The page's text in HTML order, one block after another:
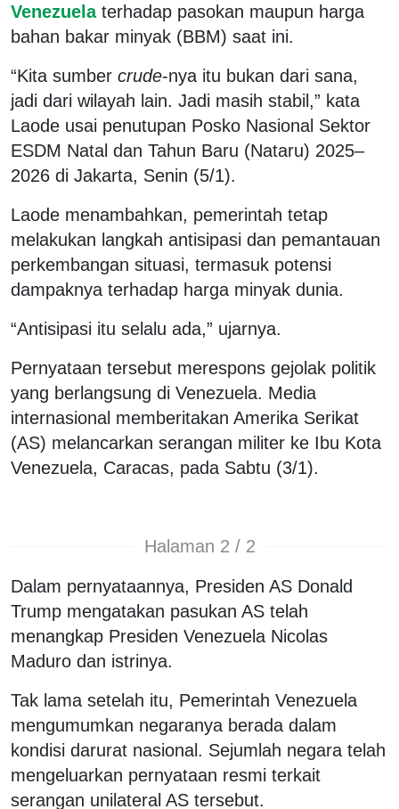
Venezuela terhadap pasokan maupun harga
bahan bakar minyak (BBM) saat ini.
“Kita sumber crude-nya itu bukan dari sana,
jadi dari wilayah lain. Jadi masih stabil,” kata
Laode usai penutupan Posko Nasional Sektor
ESDM Natal dan Tahun Baru (Nataru) 2025–
2026 di Jakarta, Senin (5/1).
Laode menambahkan, pemerintah tetap
melakukan langkah antisipasi dan pemantauan
perkembangan situasi, termasuk potensi
dampaknya terhadap harga minyak dunia.
“Antisipasi itu selalu ada,” ujarnya.
Pernyataan tersebut merespons gejolak politik
yang berlangsung di Venezuela. Media
internasional memberitakan Amerika Serikat
(AS) melancarkan serangan militer ke Ibu Kota
Venezuela, Caracas, pada Sabtu (3/1).
Halaman 2 / 2
Dalam pernyataannya, Presiden AS Donald
Trump mengatakan pasukan AS telah
menangkap Presiden Venezuela Nicolas
Maduro dan istrinya.
Tak lama setelah itu, Pemerintah Venezuela
mengumumkan negaranya berada dalam
kondisi darurat nasional. Sejumlah negara telah
mengeluarkan pernyataan resmi terkait
serangan unilateral AS tersebut.